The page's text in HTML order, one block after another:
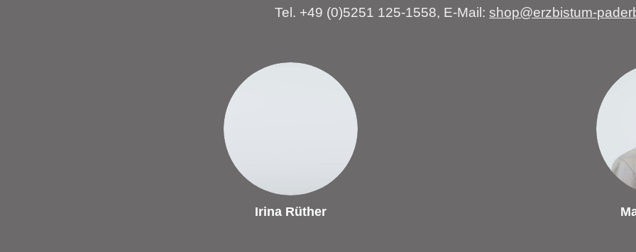
Tel. +49 (0)5251 125-1558, E-Mail: shop@erzbistum-
Irina Rüther